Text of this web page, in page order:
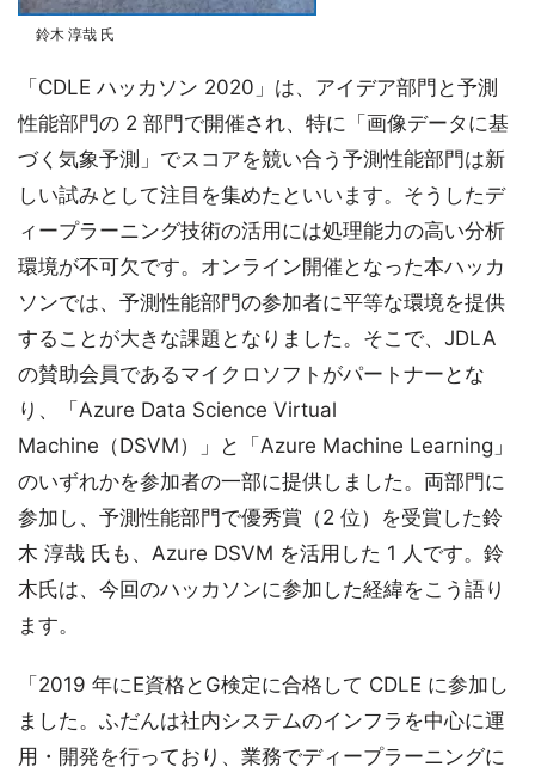
鈴木 淳哉 氏
「CDLE ハッカソン 2020」は、アイデア部門と予測
性能部門の 2 部門で開催され、特に「画像データに基
づく気象予測」でスコアを競い合う予測性能部門は新
しい試みとして注目を集めたといいます。そうしたデ
ィープラーニング技術の活用には処理能力の高い分析
環境が不可欠です。オンライン開催となった本ハッカ
ソンでは、予測性能部門の参加者に平等な環境を提供
することが大きな課題となりました。そこで、JDLA
の賛助会員であるマイクロソフトがパートナーとな
り、「Azure Data Science Virtual
Machine（DSVM）」と「Azure Machine Learning」
のいずれかを参加者の一部に提供しました。両部門に
参加し、予測性能部門で優秀賞（2 位）を受賞した鈴
木 淳哉 氏も、Azure DSVM を活用した 1 人です。鈴
木氏は、今回のハッカソンに参加した経緯をこう語り
ます。
「2019 年にE資格とG検定に合格して CDLE に参加し
ました。ふだんは社内システムのインフラを中心に運
用・開発を行っており、業務でディープラーニングに